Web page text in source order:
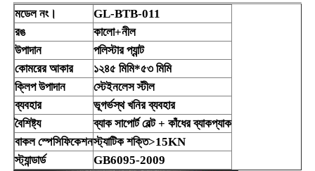
খবর
উদ্ধৃতির জন্য আবেদন
এলইডি মাইনিং ল্যাম্প
কর্ডলেস মাইনিং ক্যাপ ল্যাম্প
মডেল নং।
GL-BTB-011
রঙ
কালো+নীল
উপাদান
পলিস্টার প্যান্ট
কোমরের আকার
১২৪৫ মিমি*৫৩ মিমি
ক্লিপ উপাদান
স্টেইনলেস স্টীল
ব্যবহার
ভূগর্ভস্থ খনির ব্যবহার
বৈশিষ্ট্য
ব্যাক সাপোর্ট বেল্ট + কাঁধের ব্যাকপ্যাক
বাকল স্পেসিফিকেশনস্ট্যাটিক শক্তি>15KN
স্ট্যান্ডার্ড
GB6095-2009